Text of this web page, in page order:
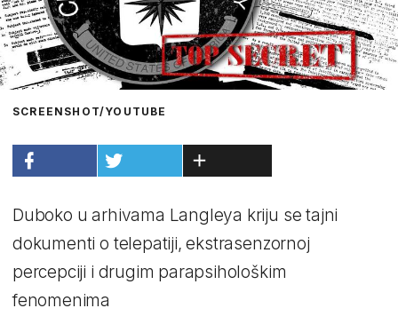
SCREENSHOT/YOUTUBE
Duboko u arhivama Langleya kriju se tajni
dokumenti o telepatiji, ekstrasenzornoj
percepciji i drugim parapsihološkim
fenomenima